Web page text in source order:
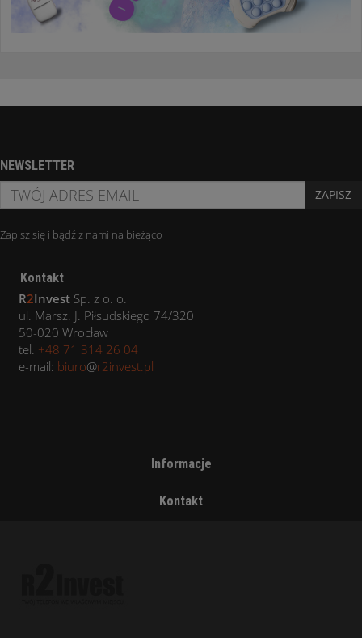
NEWSLETTER
ZAPISZ
Zapisz się i bądź z nami na bieżąco
Kontakt
R2Invest Sp. z o. o.
ul. Marsz. J. Piłsudskiego 74/320
50-020 Wrocław
tel. +48 71 314 26 04
e-mail: biuro@r2invest.pl
Informacje
Kontakt